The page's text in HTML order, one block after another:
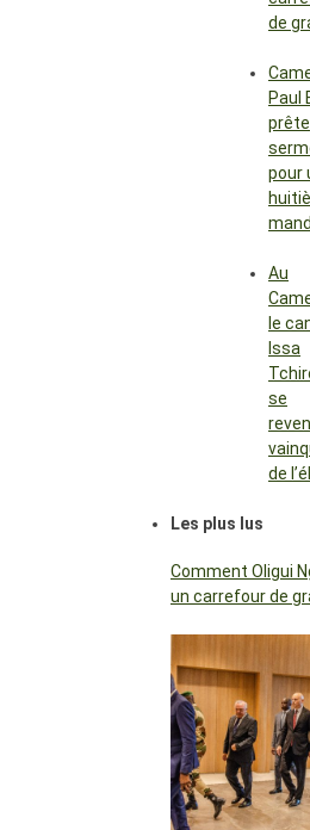
de
Paul
prête
pour
Au
le
Issa
se
de
Les plus lus
Comment Oligui
un carrefour de